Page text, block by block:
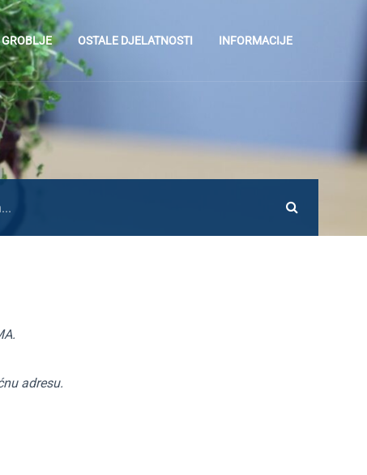
OSTALE DJELATNOSTI INFORMACIJE
adresu.